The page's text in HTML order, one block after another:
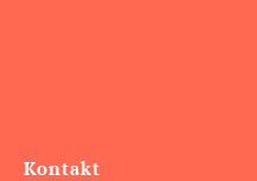
Kontakt